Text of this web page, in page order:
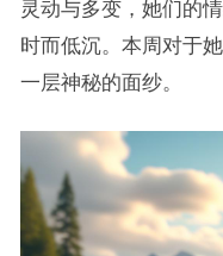
灵动与多变，她们的
时而低沉。本周对于
一层神秘的面纱。